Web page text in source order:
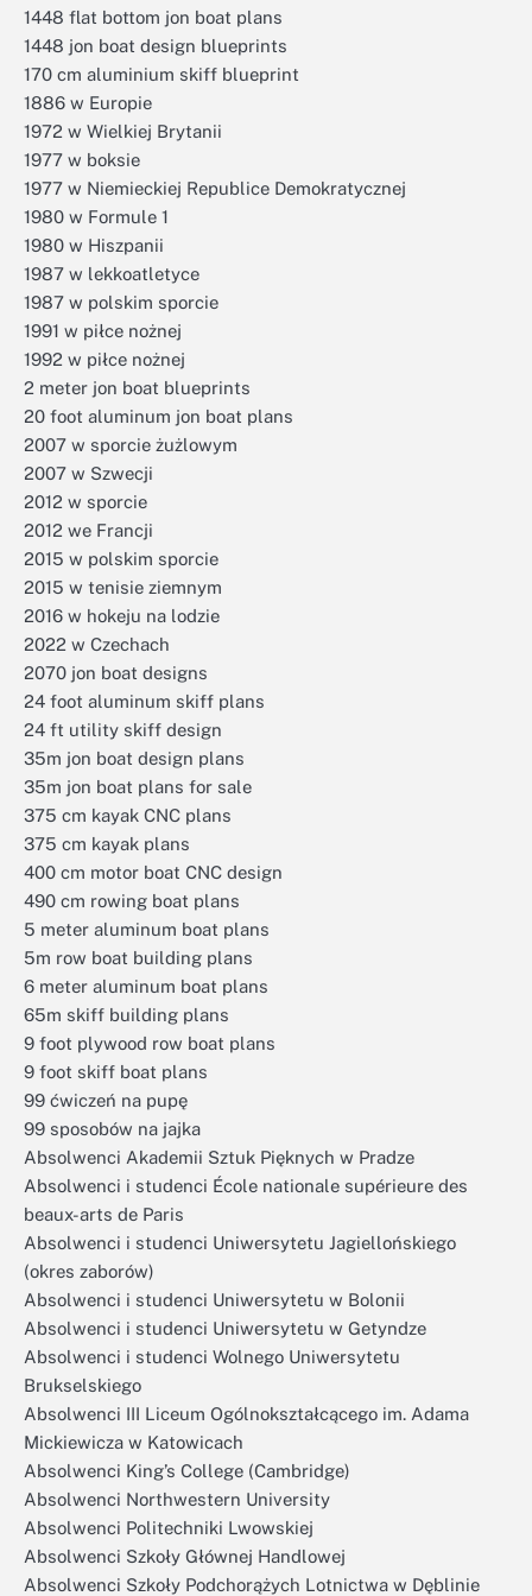
1448 flat bottom jon boat plans
1448 jon boat design blueprints
170 cm aluminium skiff blueprint
1886 w Europie
1972 w Wielkiej Brytanii
1977 w boksie
1977 w Niemieckiej Republice Demokratycznej
1980 w Formule 1
1980 w Hiszpanii
1987 w lekkoatletyce
1987 w polskim sporcie
1991 w piłce nożnej
1992 w piłce nożnej
2 meter jon boat blueprints
20 foot aluminum jon boat plans
2007 w sporcie żużlowym
2007 w Szwecji
2012 w sporcie
2012 we Francji
2015 w polskim sporcie
2015 w tenisie ziemnym
2016 w hokeju na lodzie
2022 w Czechach
2070 jon boat designs
24 foot aluminum skiff plans
24 ft utility skiff design
35m jon boat design plans
35m jon boat plans for sale
375 cm kayak CNC plans
375 cm kayak plans
400 cm motor boat CNC design
490 cm rowing boat plans
5 meter aluminum boat plans
5m row boat building plans
6 meter aluminum boat plans
65m skiff building plans
9 foot plywood row boat plans
9 foot skiff boat plans
99 ćwiczeń na pupę
99 sposobów na jajka
Absolwenci Akademii Sztuk Pięknych w Pradze
Absolwenci i studenci École nationale supérieure des
beaux-arts de Paris
Absolwenci i studenci Uniwersytetu Jagiellońskiego
(okres zaborów)
Absolwenci i studenci Uniwersytetu w Bolonii
Absolwenci i studenci Uniwersytetu w Getyndze
Absolwenci i studenci Wolnego Uniwersytetu
Brukselskiego
Absolwenci III Liceum Ogólnokształcącego im. Adama
Mickiewicza w Katowicach
Absolwenci King’s College (Cambridge)
Absolwenci Northwestern University
Absolwenci Politechniki Lwowskiej
Absolwenci Szkoły Głównej Handlowej
Absolwenci Szkoły Podchorążych Lotnictwa w Dęblinie